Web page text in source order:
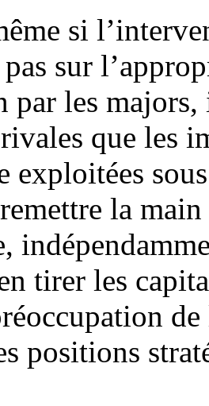
si
sur
par les
que les
exploitées
la
tirer les
positions